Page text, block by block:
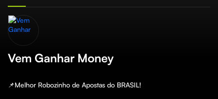
Vem Ganhar Money
📌Melhor Robozinho de Apostas do BRASIL!